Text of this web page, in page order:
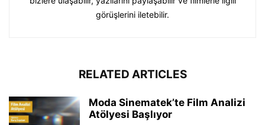
görüşlerini iletebilir.
RELATED ARTICLES
Moda Sinematek’te Film Analizi
Atölyesi Başlıyor